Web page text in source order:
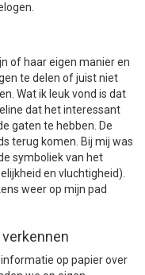
of haar eigen manier en
te delen of juist niet
Wat ik leuk vond is dat
dat het interessant
gaten te hebben. De
terug komen. Bij mij was
symboliek van het
en vluchtigheid).
weer op mijn pad
op papier over